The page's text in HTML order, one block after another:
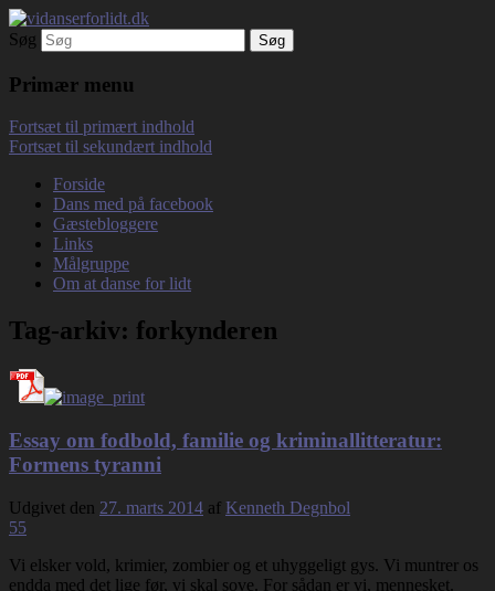
vidanserforlidt.dk
Debatterende tekster med filosofisk tilsnit
om hverdagens glæder og genvordigheder
Søg
Primær menu
Fortsæt til primært indhold
Fortsæt til sekundært indhold
Forside
Dans med på facebook
Gæstebloggere
Links
Målgruppe
Om at danse for lidt
Tag-arkiv: forkynderen
Essay om fodbold, familie og kriminallitteratur:
Formens tyranni
Udgivet den 27. marts 2014 af Kenneth Degnbol
55
Vi elsker vold, krimier, zombier og et uhyggeligt gys. Vi muntrer os
endda med det lige før, vi skal sove. For sådan er vi, mennesket.